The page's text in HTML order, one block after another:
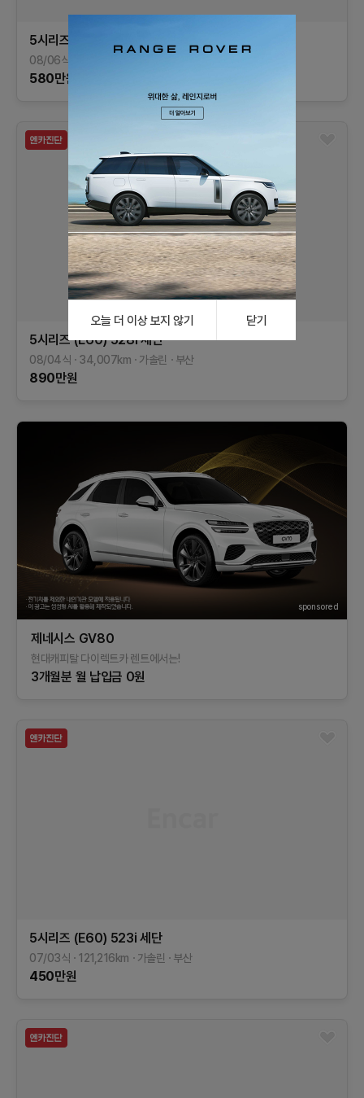
5시리즈 (E60)
08/06식
580만원
5시리즈 (E60)528i 세단
08/04식 34,007km 가솔린 부산
890만원
sponsored
제네시스 GV80
현대캐피탈 다이렉트카 렌트에서는!
3개월분 월 납입금 0원
5시리즈 (E60) 523i 세단
07/03식 121,216km 가솔린 부산
450만원
오늘 더 이상 보지 않기 닫기